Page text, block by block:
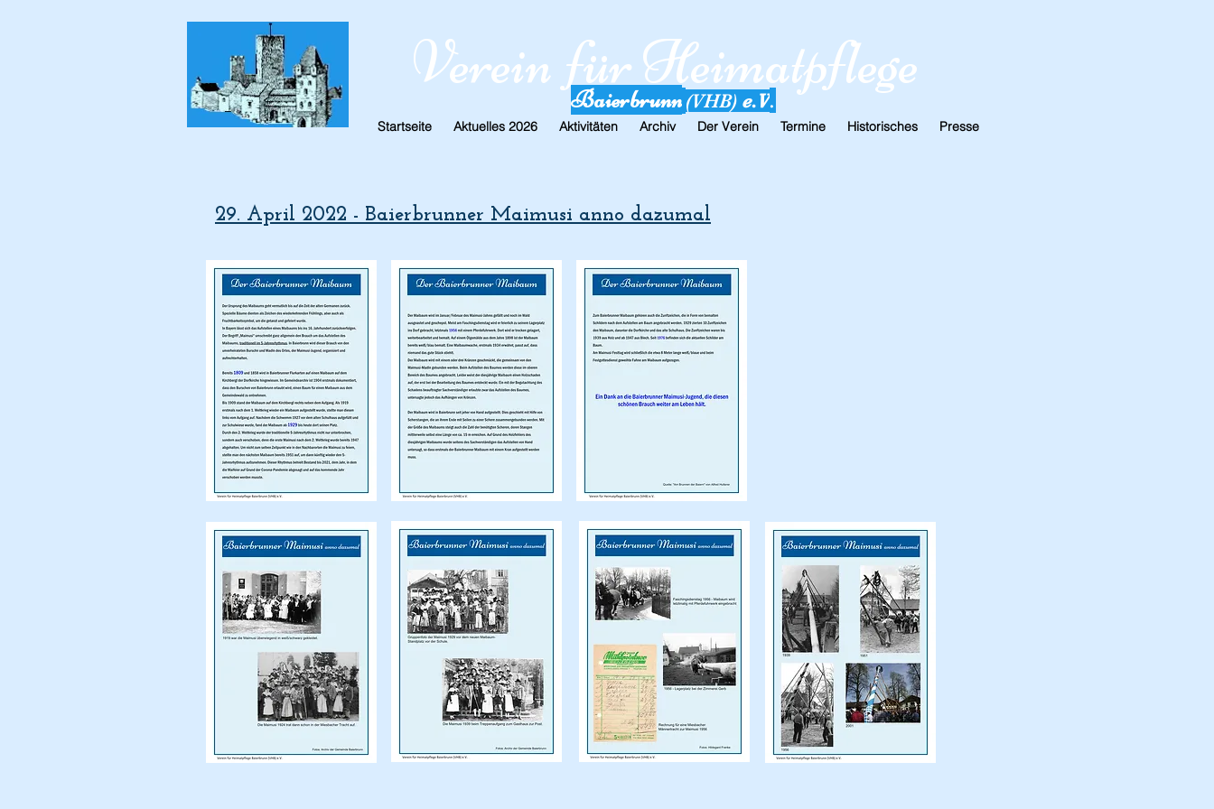
Verein für Heimatpflege
Baierbrunn (VHB) e.V.
Startseite Aktuelles 2026 Aktivitäten Archiv Der Verein Termine Historisches Presse
29. April 2022 - Baierbrunner Maimusi anno dazumal